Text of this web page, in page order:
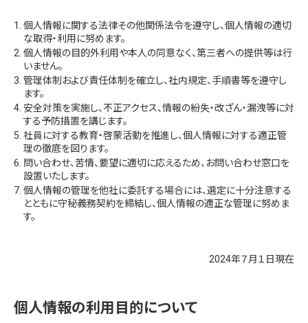
1. 個人情報に関する法律その他関係法令を遵守し、個人情報の適切
な取得・利用に努めます。
2. 個人情報の目的外利用や本人の同意なく、第三者への提供等は行
いません。
3. 管理体制および責任体制を確立し、社内規定、手順書等を遵守し
ます。
4. 安全対策を実施し、不正アクセス、情報の紛失・改ざん・漏洩等に対
する予防措置を講じます。
5. 社員に対する教育・啓蒙活動を推進し、個人情報に対する適正管
理の徹底を図ります。
6. 問い合わせ、苦情、要望に適切に応えるため、お問い合わせ窓口を
設置いたします。
7. 個人情報の管理を他社に委託する場合には、選定に十分注意する
とともに守秘義務契約を締結し、個人情報の適正な管理に努めま
す。
2024年７月１日現在
個人情報の利用目的について